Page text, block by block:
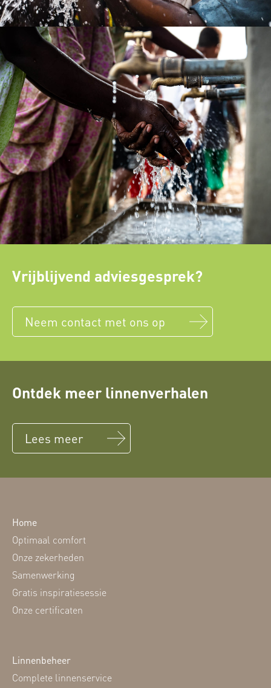
Vrijblijvend adviesgesprek?
Neem contact met ons op
Ontdek meer linnenverhalen
Lees meer
Home
Optimaal comfort
Onze zekerheden
Samenwerking
Gratis inspiratiesessie
Onze certificaten
Linnenbeheer
Complete linnenservice